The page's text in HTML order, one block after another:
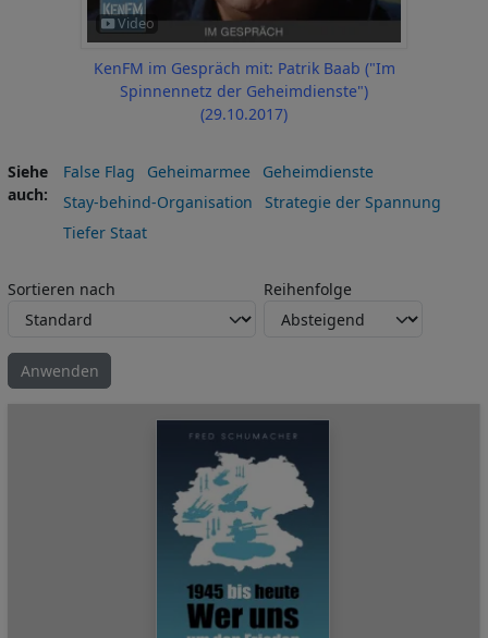
KenFM im Gespräch mit: Patrik Baab ("Im
Spinnennetz der Geheimdienste")
(29.10.2017)
Siehe
auch
False Flag Geheimarmee
Geheimdienste
Stay-behind-Organisation
Strategie der Spannung
Tiefer Staat
Sortieren nach Reihenfolge